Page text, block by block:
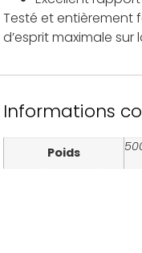
Testé et entièrement
d’esprit maximale sur
Informations
Poids